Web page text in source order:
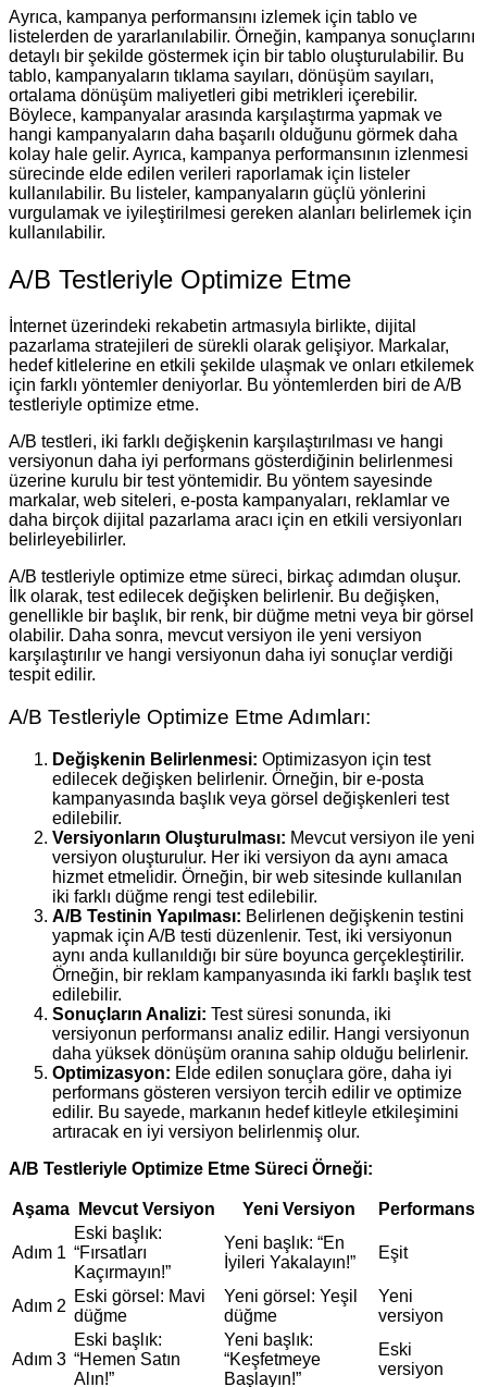
Ayrıca, kampanya performansını izlemek için tablo ve
listelerden de yararlanılabilir. Örneğin, kampanya sonuçlarını
detaylı bir şekilde göstermek için bir tablo oluşturulabilir. Bu
tablo, kampanyaların tıklama sayıları, dönüşüm sayıları,
ortalama dönüşüm maliyetleri gibi metrikleri içerebilir.
Böylece, kampanyalar arasında karşılaştırma yapmak ve
hangi kampanyaların daha başarılı olduğunu görmek daha
kolay hale gelir. Ayrıca, kampanya performansının izlenmesi
sürecinde elde edilen verileri raporlamak için listeler
kullanılabilir. Bu listeler, kampanyaların güçlü yönlerini
vurgulamak ve iyileştirilmesi gereken alanları belirlemek için
kullanılabilir.
A/B Testleriyle Optimize Etme
İnternet üzerindeki rekabetin artmasıyla birlikte, dijital
pazarlama stratejileri de sürekli olarak gelişiyor. Markalar,
hedef kitlelerine en etkili şekilde ulaşmak ve onları etkilemek
için farklı yöntemler deniyorlar. Bu yöntemlerden biri de A/B
testleriyle optimize etme.
A/B testleri, iki farklı değişkenin karşılaştırılması ve hangi
versiyonun daha iyi performans gösterdiğinin belirlenmesi
üzerine kurulu bir test yöntemidir. Bu yöntem sayesinde
markalar, web siteleri, e-posta kampanyaları, reklamlar ve
daha birçok dijital pazarlama aracı için en etkili versiyonları
belirleyebilirler.
A/B testleriyle optimize etme süreci, birkaç adımdan oluşur.
İlk olarak, test edilecek değişken belirlenir. Bu değişken,
genellikle bir başlık, bir renk, bir düğme metni veya bir görsel
olabilir. Daha sonra, mevcut versiyon ile yeni versiyon
karşılaştırılır ve hangi versiyonun daha iyi sonuçlar verdiği
tespit edilir.
A/B Testleriyle Optimize Etme Adımları:
Değişkenin Belirlenmesi: Optimizasyon için test
edilecek değişken belirlenir. Örneğin, bir e-posta
kampanyasında başlık veya görsel değişkenleri test
edilebilir.
Versiyonların Oluşturulması: Mevcut versiyon ile yeni
versiyon oluşturulur. Her iki versiyon da aynı amaca
hizmet etmelidir. Örneğin, bir web sitesinde kullanılan
iki farklı düğme rengi test edilebilir.
A/B Testinin Yapılması: Belirlenen değişkenin testini
yapmak için A/B testi düzenlenir. Test, iki versiyonun
aynı anda kullanıldığı bir süre boyunca gerçekleştirilir.
Örneğin, bir reklam kampanyasında iki farklı başlık test
edilebilir.
Sonuçların Analizi: Test süresi sonunda, iki
versiyonun performansı analiz edilir. Hangi versiyonun
daha yüksek dönüşüm oranına sahip olduğu belirlenir.
Optimizasyon: Elde edilen sonuçlara göre, daha iyi
performans gösteren versiyon tercih edilir ve optimize
edilir. Bu sayede, markanın hedef kitleyle etkileşimini
artıracak en iyi versiyon belirlenmiş olur.
A/B Testleriyle Optimize Etme Süreci Örneği:
Aşama Mevcut Versiyon Yeni Versiyon Performans
Adım 1
Eski başlık:
“Fırsatları
Kaçırmayın!”
Yeni başlık: “En
İyileri Yakalayın!”
Eşit
Adım 2
Eski görsel: Mavi
düğme
Yeni görsel: Yeşil
düğme
Yeni
versiyon
Adım 3
Eski başlık:
“Hemen Satın
Alın!”
Yeni başlık:
“Keşfetmeye
Başlayın!”
Eski
versiyon